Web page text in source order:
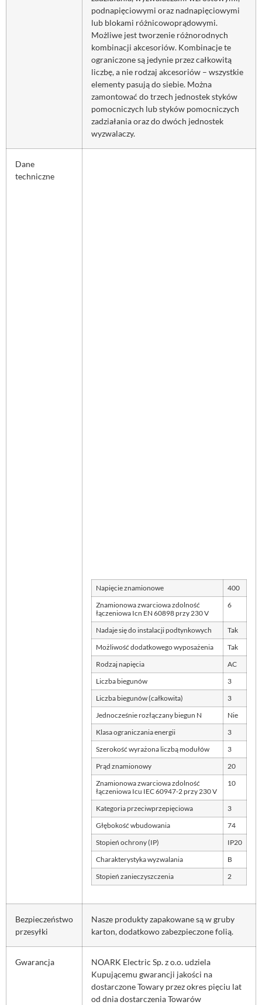
podnapięciowymi oraz nadnapięciowymi
lub blokami różnicowoprądowymi.
Możliwe jest tworzenie różnorodnych
kombinacji akcesoriów. Kombinacje te
ograniczone są jedynie przez całkowitą
liczbę, a nie rodzaj akcesoriów – wszystkie
elementy pasują do siebie. Można
zamontować do trzech jednostek styków
pomocniczych lub styków pomocniczych
zadziałania oraz do dwóch jednostek
wyzwalaczy.
Dane
techniczne
Napięcie znamionowe 400
Znamionowa zwarciowa zdolność
łączeniowa Icn EN 60898 przy 230 V
6
Nadaje się do instalacji podtynkowych Tak
Możliwość dodatkowego wyposażenia Tak
Rodzaj napięcia AC
Liczba biegunów 3
Liczba biegunów (całkowita) 3
Jednocześnie rozłączany biegun N Nie
Klasa ograniczania energii 3
Szerokość wyrażona liczbą modułów 3
Prąd znamionowy 20
Znamionowa zwarciowa zdolność
łączeniowa Icu IEC 60947-2 przy 230 V
10
Kategoria przeciwprzepięciowa 3
Głębokość wbudowania 74
Stopień ochrony (IP) IP20
Charakterystyka wyzwalania B
Stopień zanieczyszczenia 2
Bezpieczeństwo
przesyłki
Nasze produkty zapakowane są w gruby
karton, dodatkowo zabezpieczone folią.
Gwarancja
NOARK Electric Sp. z o.o. udziela
Kupującemu gwarancji jakości na
dostarczone Towary przez okres pięciu lat
od dnia dostarczenia Towarów